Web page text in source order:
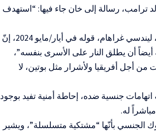
ترامب، رسالة إلى خان جاء فيها: “استهدف
كذلك، نقل الموقع عن السيناتور الجمهوري الأميركي، ليندسي غراهام، قوله في أيار/مايو 2024، إنّ
أن يطلق النار على الأسرى بنفسه”،
أجل أفريقيا ولأشرار مثل بوتين، لا
جنسية ضده، إحاطة أمنية تفيد بوجود
له.
الجنسي بأنّها “مشتكية متسلسلة”، ويشير